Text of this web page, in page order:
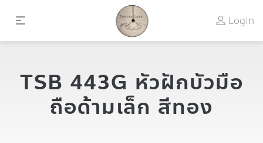
Login
TSB 443G หัวฝักบัวมือ
ถือด้ามเล็ก สีทอง